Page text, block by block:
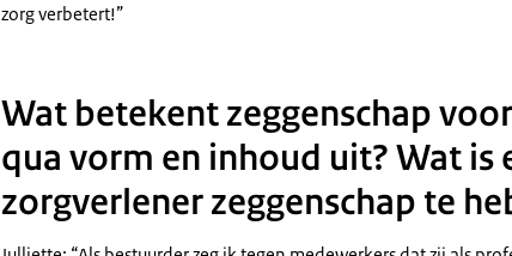
zorg verbetert!
Wat betekent zeggenschap
qua vorm en inhoud uit? Wat is
zorgverlener zeggenschap te